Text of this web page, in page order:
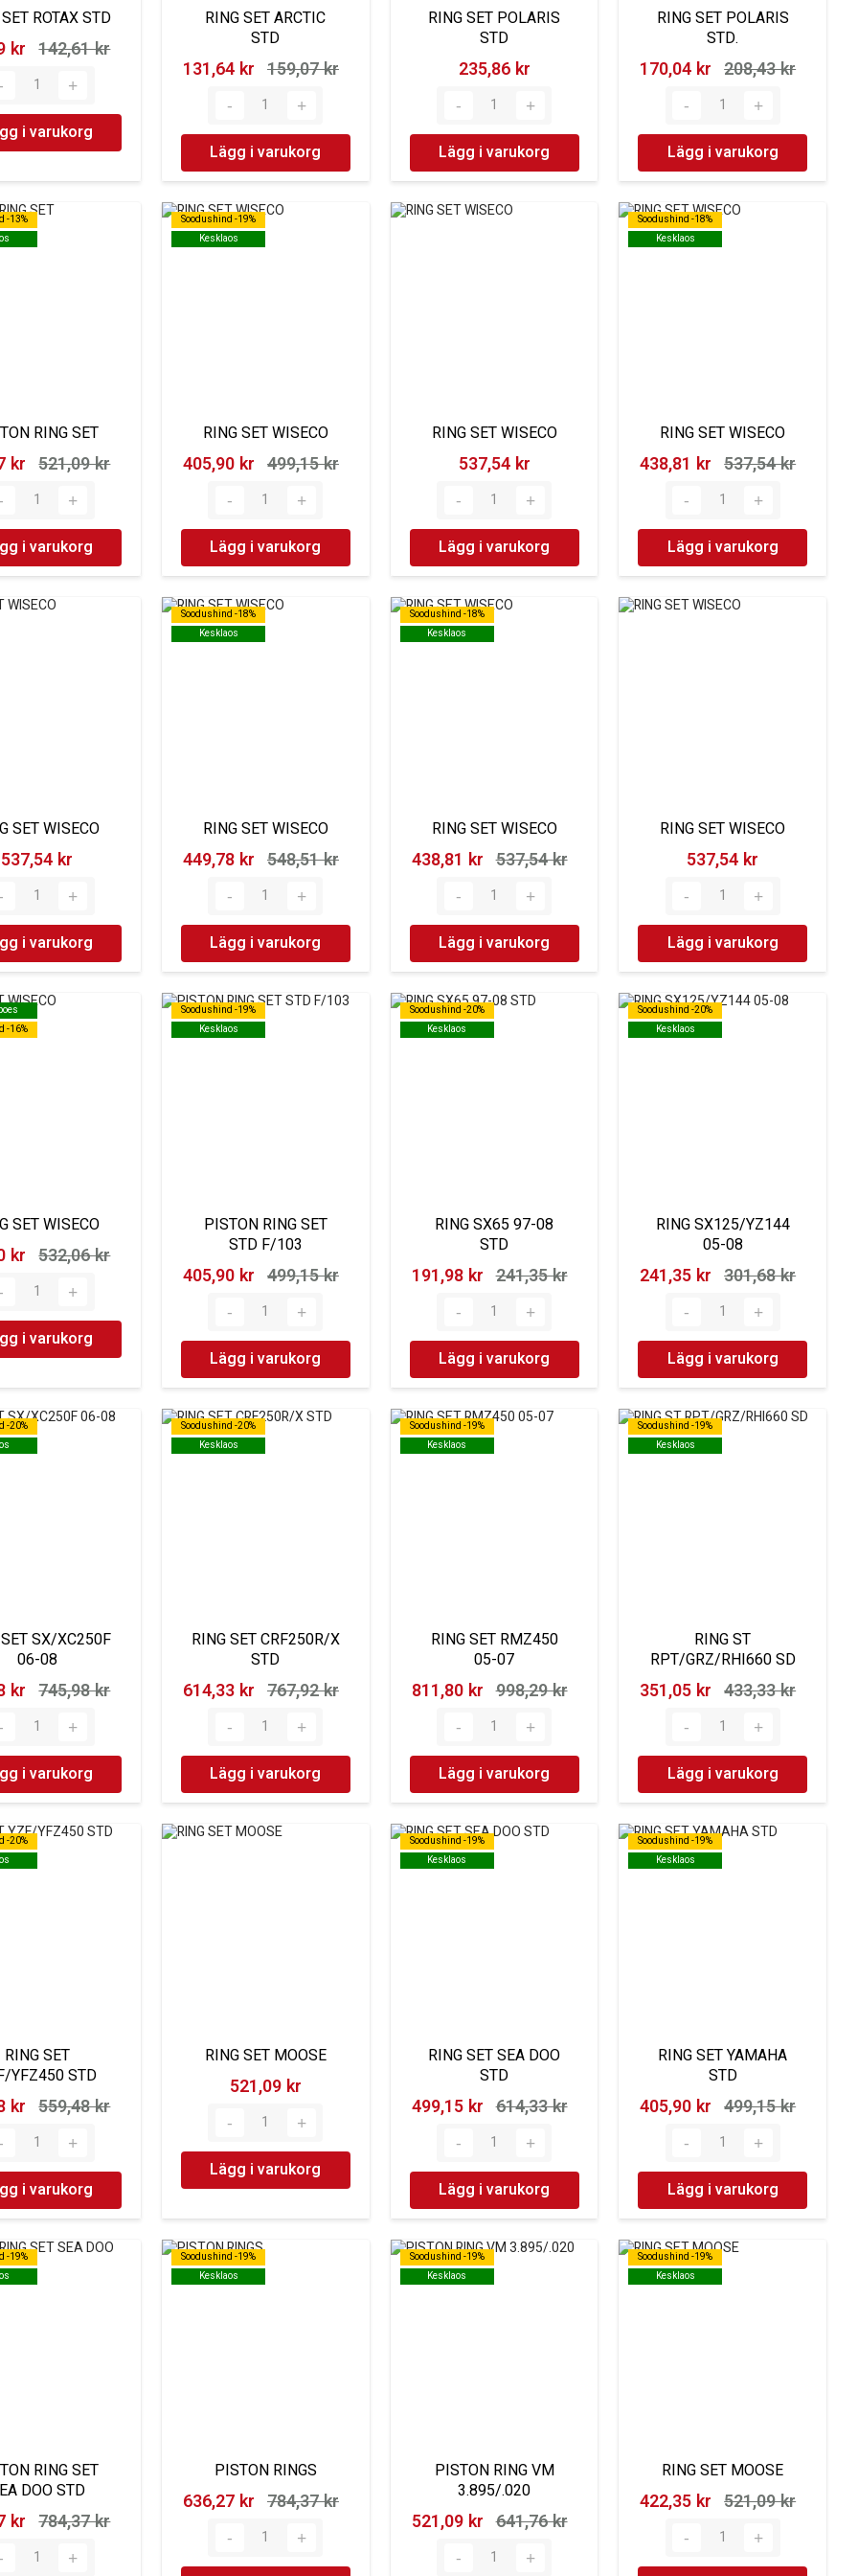
ROTAX STD
kr‎ 142,61 kr‎
i varukorg
RING SET ARCTIC
STD
131,64 kr‎ 159,07 kr‎
Lägg i varukorg
RING SET POLARIS
STD
235,86 kr‎
Lägg i varukorg
RING SET POLARIS
STD.
170,04 kr‎ 208,43 kr‎
Lägg i varukorg
-13%
-13%
RING SET
kr‎ 521,09 kr‎
i varukorg
Soodushind -19%
Kesklaos
Soodushind -19%
Kesklaos
RING SET WISECO
405,90 kr‎ 499,15 kr‎
Lägg i varukorg
RING SET WISECO
537,54 kr‎
Lägg i varukorg
Soodushind -18%
Kesklaos
Soodushind -18%
Kesklaos
RING SET WISECO
438,81 kr‎ 537,54 kr‎
Lägg i varukorg
SET WISECO
537,54 kr‎
i varukorg
Soodushind -18%
Kesklaos
Soodushind -18%
Kesklaos
RING SET WISECO
449,78 kr‎ 548,51 kr‎
Lägg i varukorg
Soodushind -18%
Kesklaos
Soodushind -18%
Kesklaos
RING SET WISECO
438,81 kr‎ 537,54 kr‎
Lägg i varukorg
RING SET WISECO
537,54 kr‎
Lägg i varukorg
-16%
-16%
SET WISECO
kr‎ 532,06 kr‎
i varukorg
Soodushind -19%
Kesklaos
Soodushind -19%
Kesklaos
PISTON RING SET
STD F/103
405,90 kr‎ 499,15 kr‎
Lägg i varukorg
Soodushind -20%
Kesklaos
Soodushind -20%
Kesklaos
RING SX65 97-08
STD
191,98 kr‎ 241,35 kr‎
Lägg i varukorg
Soodushind -20%
Kesklaos
Soodushind -20%
Kesklaos
RING SX125/YZ144
05-08
241,35 kr‎ 301,68 kr‎
Lägg i varukorg
-20%
-20%
SX/XC250F
06-08
kr‎ 745,98 kr‎
i varukorg
Soodushind -20%
Kesklaos
Soodushind -20%
Kesklaos
RING SET CRF250R/X
STD
614,33 kr‎ 767,92 kr‎
Lägg i varukorg
Soodushind -19%
Kesklaos
Soodushind -19%
Kesklaos
RING SET RMZ450
05-07
811,80 kr‎ 998,29 kr‎
Lägg i varukorg
Soodushind -19%
Kesklaos
Soodushind -19%
Kesklaos
RING ST
RPT/GRZ/RHI660 SD
351,05 kr‎ 433,33 kr‎
Lägg i varukorg
-20%
-20%
RING SET
YFZ450 STD
kr‎ 559,48 kr‎
i varukorg
RING SET MOOSE
521,09 kr‎
Lägg i varukorg
Soodushind -19%
Kesklaos
Soodushind -19%
Kesklaos
RING SET SEA DOO
STD
499,15 kr‎ 614,33 kr‎
Lägg i varukorg
Soodushind -19%
Kesklaos
Soodushind -19%
Kesklaos
RING SET YAMAHA
STD
405,90 kr‎ 499,15 kr‎
Lägg i varukorg
-19%
-19%
RING SET
DOO STD
kr‎ 784,37 kr‎
Soodushind -19%
Kesklaos
Soodushind -19%
Kesklaos
PISTON RINGS
636,27 kr‎ 784,37 kr‎
Soodushind -19%
Kesklaos
Soodushind -19%
Kesklaos
PISTON RING VM
3.895/.020
521,09 kr‎ 641,76 kr‎
Soodushind -19%
Kesklaos
Soodushind -19%
Kesklaos
RING SET MOOSE
422,35 kr‎ 521,09 kr‎